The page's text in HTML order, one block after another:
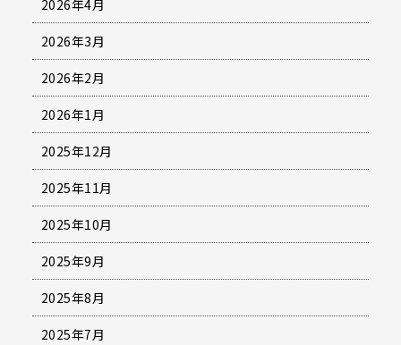
2026年4月
2026年3月
2026年2月
2026年1月
2025年12月
2025年11月
2025年10月
2025年9月
2025年8月
2025年7月